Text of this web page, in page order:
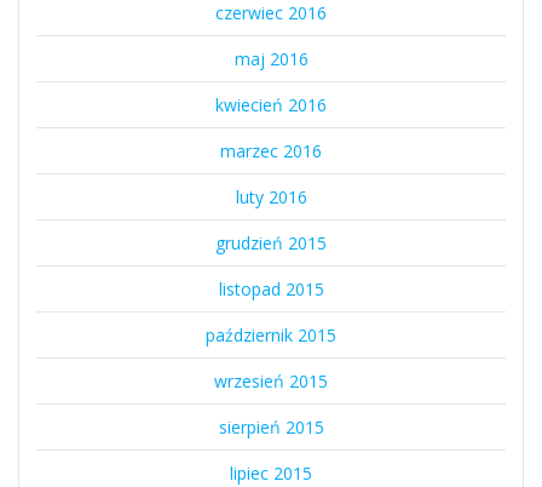
czerwiec 2016
maj 2016
kwiecień 2016
marzec 2016
luty 2016
grudzień 2015
listopad 2015
październik 2015
wrzesień 2015
sierpień 2015
lipiec 2015